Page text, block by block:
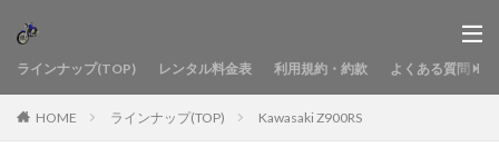
ラインナップ(TOP) レンタル料金表 利用規約・約款 よくある質問
HOME ラインナップ(TOP) Kawasaki Z900RS